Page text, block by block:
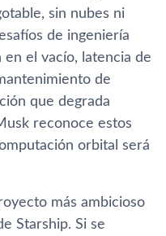
sin nubes ni
de ingeniería
el vacío, latencia de
de
que degrada
reconoce estos
orbital será
más ambicioso
Starship. Si se